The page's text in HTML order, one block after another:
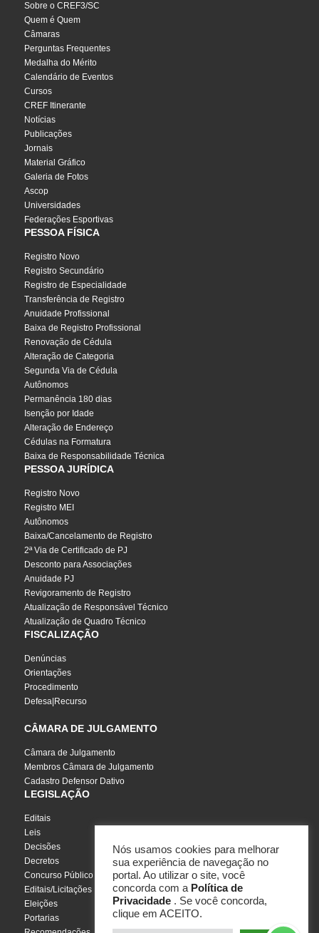
Sobre o CREF3/SC
Quem é Quem
Câmaras
Perguntas Frequentes
Medalha do Mérito
Calendário de Eventos
Cursos
CREF Itinerante
Notícias
Publicações
Jornais
Material Gráfico
Galeria de Fotos
Ascop
Universidades
Federações Esportivas
PESSOA FÍSICA
Registro Novo
Registro Secundário
Registro de Especialidade
Transferência de Registro
Anuidade Profissional
Baixa de Registro Profissional
Renovação de Cédula
Alteração de Categoria
Segunda Via de Cédula
Autônomos
Permanência 180 dias
Isenção por Idade
Alteração de Endereço
Cédulas na Formatura
Baixa de Responsabilidade Técnica
PESSOA JURÍDICA
Registro Novo
Registro MEI
Autônomos
Baixa/Cancelamento de Registro
2ª Via de Certificado de PJ
Desconto para Associações
Anuidade PJ
Revigoramento de Registro
Atualização de Responsável Técnico
Atualização de Quadro Técnico
FISCALIZAÇÃO
Denúncias
Orientações
Procedimento
Defesa|Recurso
CÂMARA DE JULGAMENTO
Câmara de Julgamento
Membros Câmara de Julgamento
Cadastro Defensor Dativo
LEGISLAÇÃO
Editais
Leis
Decisões
Decretos
Concurso Público
Editais/Licitações
Eleições
Portarias
Nós usamos cookies para melhorar
sua experiência de navegação no
portal. Ao utilizar o site, você
concorda com a Política de
Privacidade . Se você concorda,
clique em ACEITO.